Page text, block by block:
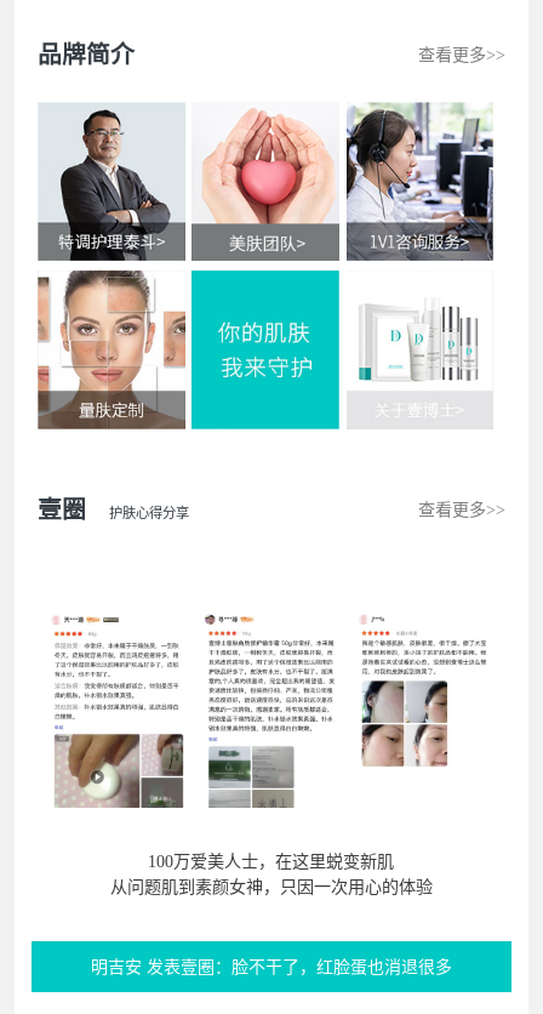
品牌简介 查看更多>>
壹圈 护肤心得分享 查看更多>>
100万爱美人士，在这里蜕变新肌
从问题肌到素颜女神，只因一次用心的体验
明吉安 发表壹圈：脸不干了，红脸蛋也消退很多